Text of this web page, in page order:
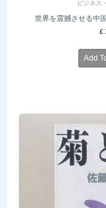
ビジネス
世界を震撼させる中
£
Add